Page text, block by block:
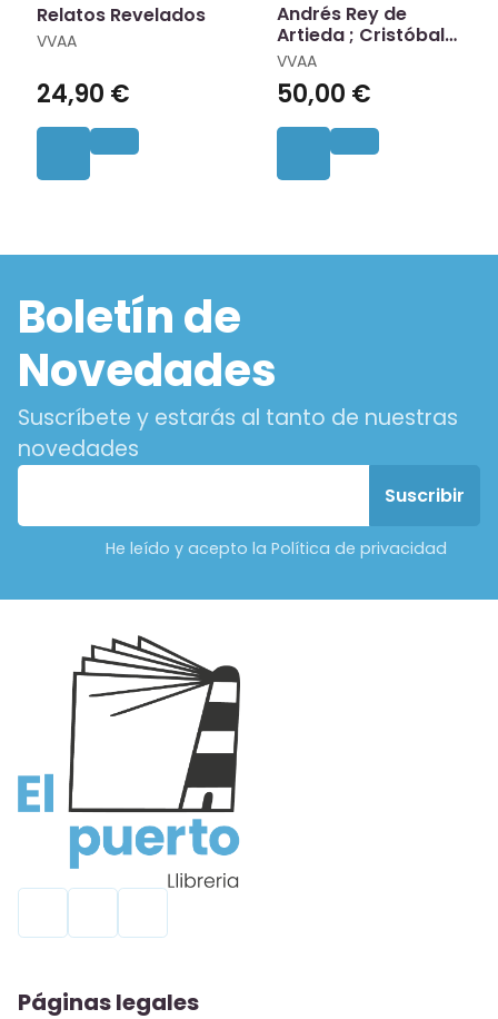
Relatos Revelados
VVAA
24,90 €
Andrés Rey de
Artieda ; Cristóbal
de Virués ; Ricardo
de Turia
VVAA
50,00 €
Boletín de
Novedades
Suscríbete y estarás al tanto de nuestras
novedades
He leído y acepto la Política de privacidad
Páginas legales